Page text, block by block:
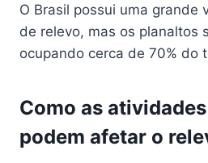
O Brasil possui uma grande
de relevo, mas os planaltos
ocupando cerca de 70% do
Como as
podem afetar o